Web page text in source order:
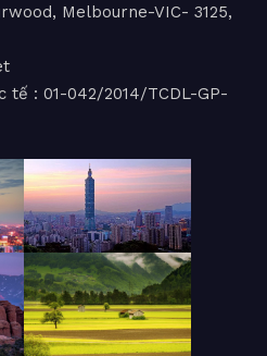
Melbourne-VIC- 3125,
tế : 01-042/2014/TCDL-GP-